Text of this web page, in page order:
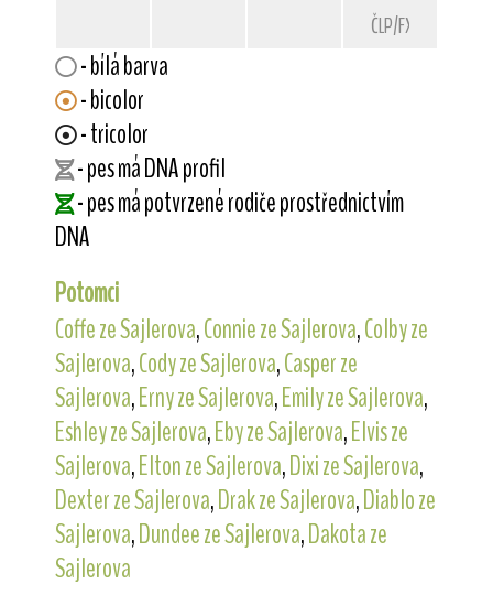
ČLP/FXD/30737
- bílá barva
- bicolor
- tricolor
- pes má DNA profil
- pes má potvrzené rodiče prostřednictvím
DNA
Potomci
Coffe ze Sajlerova,Connie ze Sajlerova,Colby ze
Sajlerova,Cody ze Sajlerova,Casper ze
Sajlerova,Erny ze Sajlerova,Emily ze Sajlerova,
Eshley ze Sajlerova,Eby ze Sajlerova,Elvis ze
Sajlerova,Elton ze Sajlerova,Dixi ze Sajlerova,
Dexter ze Sajlerova,Drak ze Sajlerova,Diablo ze
Sajlerova,Dundee ze Sajlerova,Dakota ze
Sajlerova